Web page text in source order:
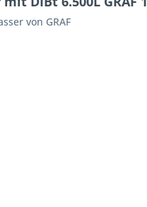
von GRAF